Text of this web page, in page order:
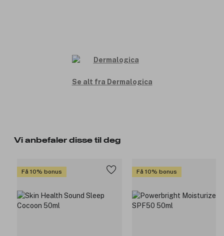
Se alt fra Dermalogica
Vi anbefaler disse til deg
Få 10% bonus Få 10% bonus